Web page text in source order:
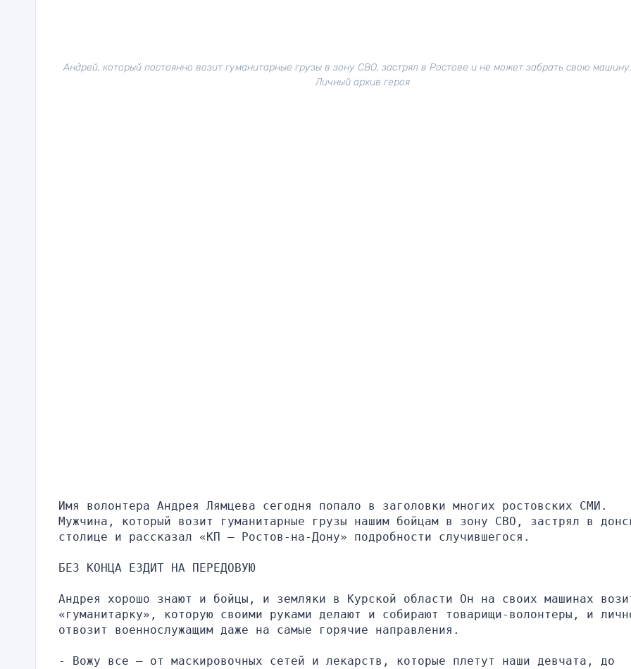
Андрей, который постоянно возит гуманитарные грузы в зону СВО, застрял в Ростове и не может забрать свою
Личный архив героя
Имя волонтера Андрея Лямцева сегодня попало в заголовки многих ростовских СМИ.
Мужчина, который возит гуманитарные грузы нашим бойцам в зону СВО, застрял в
столице и рассказал «КП — Ростов-на-Дону» подробности случившегося.
БЕЗ КОНЦА ЕЗДИТ НА ПЕРЕДОВУЮ
Андрея хорошо знают и бойцы, и земляки в Курской области Он на своих машинах
«гуманитарку», которую своими руками делают и собирают товарищи-волонтеры, и
отвозит военнослужащим даже на самые горячие направления.
- Вожу все — от маскировочных сетей и лекарств, которые плетут наши девчата, до